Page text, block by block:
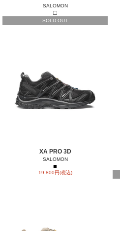
SALOMON
□
SOLD OUT
XA PRO 3D
SALOMON
■
19,800円(税込)